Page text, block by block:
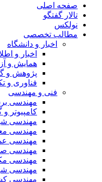
صفحه اصلی
تالار گفتگو
نولکس
مطالب تخصصی
اخبار و دانشگاه
اخبار و
همایش و آزمون
پژوهش و
فناوری و
فنی و مهندسی
مهندسی برق
کامپیوتر و
مهندسی
مهندسی
مهندسی عمران
مهندسی صنایع
مهندسی مکانیک
مهندسی شیمی
مهندسی